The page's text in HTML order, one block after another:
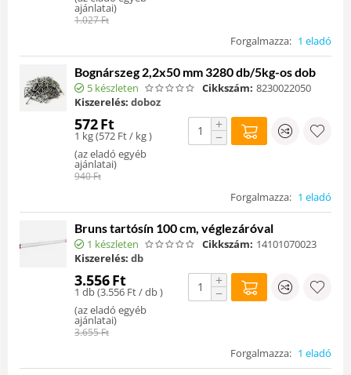
ajánlatai)
1.027Ft
Forgalmazza: 1 eladó
Bognárszeg 2,2x50 mm 3280 db/5kg-os dob
5 készleten Cikkszám: 8230022050
Kiszerelés: doboz
572Ft
1 kg (572 Ft/ kg )
(az eladó egyéb
ajánlatai)
940Ft
+
−
Forgalmazza: 1 eladó
Bruns tartósín 100 cm, véglezáróval
1 készleten Cikkszám: 14101070023
Kiszerelés: db
3.556Ft
1 db (3.556 Ft/ db )
(az eladó egyéb
ajánlatai)
3.655Ft
+
−
Forgalmazza: 1 eladó